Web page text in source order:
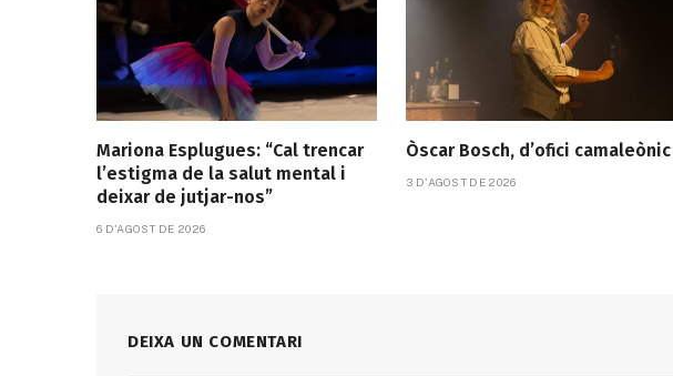
Mariona Esplugues: “Cal trencar
l’estigma de la salut mental i
deixar de jutjar-nos”
6 D'AGOST DE 2026
Òscar Bosch, d’ofici camaleònic
3 D'AGOST DE 2026
DEIXA UN COMENTARI